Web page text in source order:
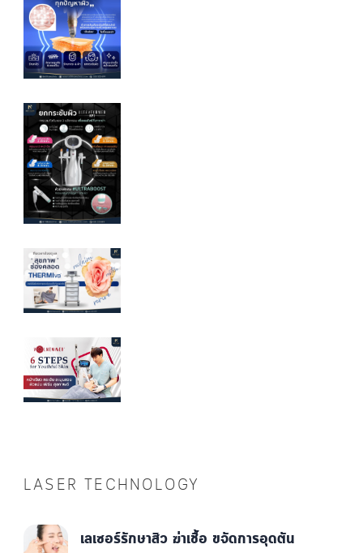
LASER TECHNOLOGY
เลเซอร์รักษาสิว ฆ่าเชื้อ ขจัดการอุดตัน